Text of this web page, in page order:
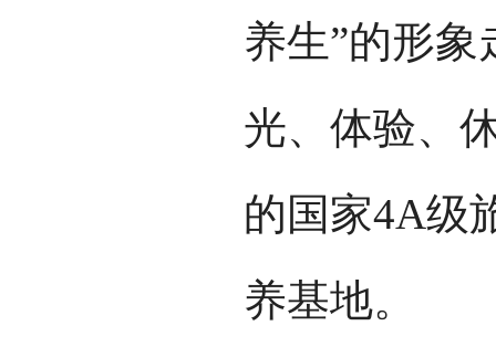
养生”的形
光、体验、
的国家4A级
养基地。